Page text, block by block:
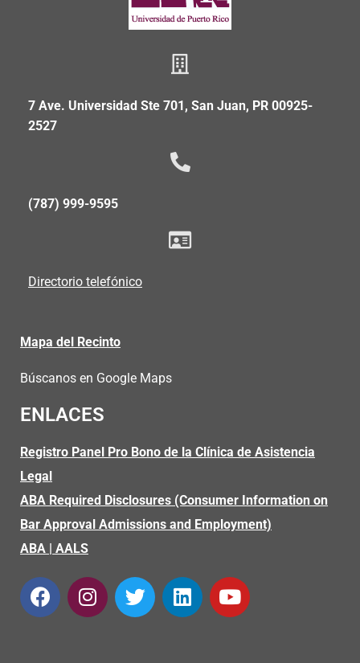
7 Ave. Universidad Ste 701, San Juan, PR 00925-
2527
(787) 999-9595
Directorio telefónico
Mapa del Recinto
Búscanos en Google Maps
ENLACES
Registro Panel Pro Bono de la Clínica de Asistencia
Legal
ABA Required Disclosures (Consumer Information on
Bar Approval Admissions and Employment)
ABA | AALS